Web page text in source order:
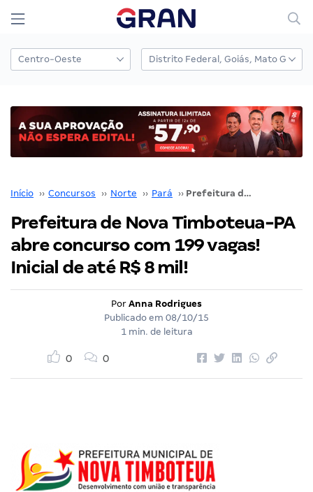
Início ›› Concursos ›› Norte ›› Pará ›› Prefeitura de Nova Timboteua-PA abre concurso com 199 vagas! Inicial de até R$ 8 mil!
Prefeitura de Nova Timboteua-PA
abre concurso com 199 vagas!
Inicial de até R$ 8 mil!
Por Anna Rodrigues
Publicado em 08/10/15
1 min. de leitura
0 0